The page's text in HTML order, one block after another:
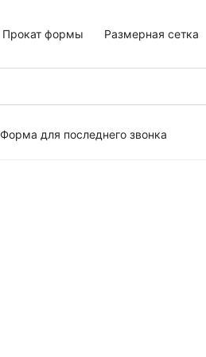
Прокат формы Размерная сетка
Форма для последнего звонка